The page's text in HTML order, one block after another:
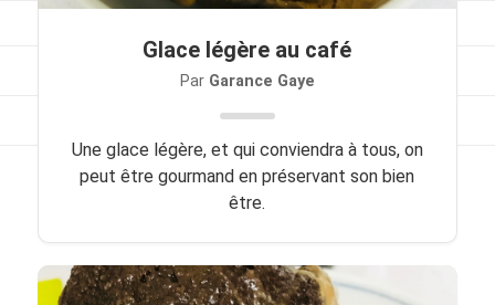
Contact
Mes livres
Politique de cookies (UE)
Glace légère au café
Par Garance Gaye
Une glace légère, et qui conviendra à tous, on
peut être gourmand en préservant son bien
être.